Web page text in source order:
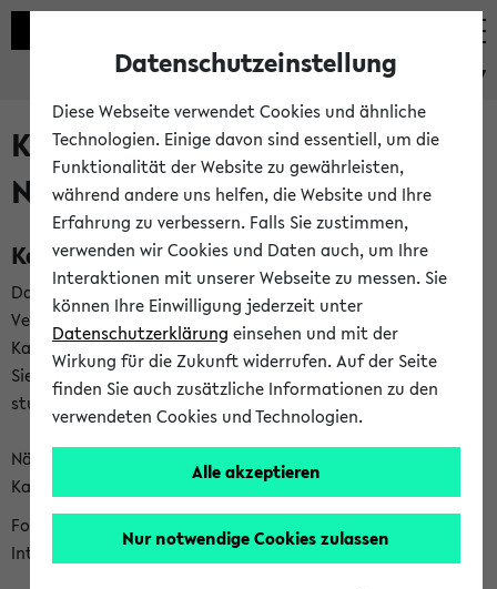
eKVV
Kalenderintegration und
Newsfeeds
Kalenderintegration
Das eKVV bietet Ihnen die Möglichkeit,
Veranstaltungstermine in eine Vielzahl von
Kalenderanwendungen einzubinden. Auf diese Weise können
Sie einen gemeinsamen Überblick über Ihre privaten und
studienbezogenen Termine erhalten.
Näheres zu Vorteilen und Funktionsweise der
Kalenderintegration können Sie auf unserer
Folgende Kalender bietet Ihnen das eKVV derzeit zur
Integration an:
Datenschutzeinstellung
Diese Webseite verwendet Cookies und ähnliche
Technologien. Einige davon sind essentiell, um die
Funktionalität der Website zu gewährleisten,
während andere uns helfen, die Website und Ihre
Erfahrung zu verbessern. Falls Sie zustimmen,
verwenden wir Cookies und Daten auch, um Ihre
Interaktionen mit unserer Webseite zu messen. Sie
können Ihre Einwilligung jederzeit unter
Datenschutzerklärung einsehen und mit der
Wirkung für die Zukunft widerrufen. Auf der Seite
finden Sie auch zusätzliche Informationen zu den
verwendeten Cookies und Technologien.
Alle akzeptieren
Nur notwendige Cookies zulassen